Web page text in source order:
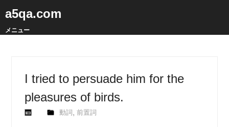
a5qa.com
メニュー
I tried to persuade him for the
pleasures of birds.
動詞 ,前置詞